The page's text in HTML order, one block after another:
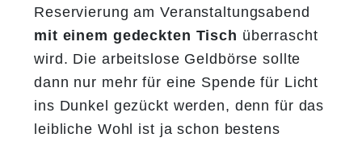
Reservierung am Veranstaltungsabend
mit einem gedeckten Tisch überrascht
wird. Die arbeitslose Geldbörse sollte
dann nur mehr für eine Spende für Licht
ins Dunkel gezückt werden, denn für das
leibliche Wohl ist ja schon bestens